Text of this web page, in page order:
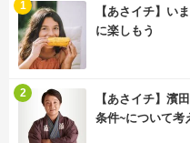
【あさイチ】い
に楽しもう
1
【あさイチ】濱
条件~について考
2